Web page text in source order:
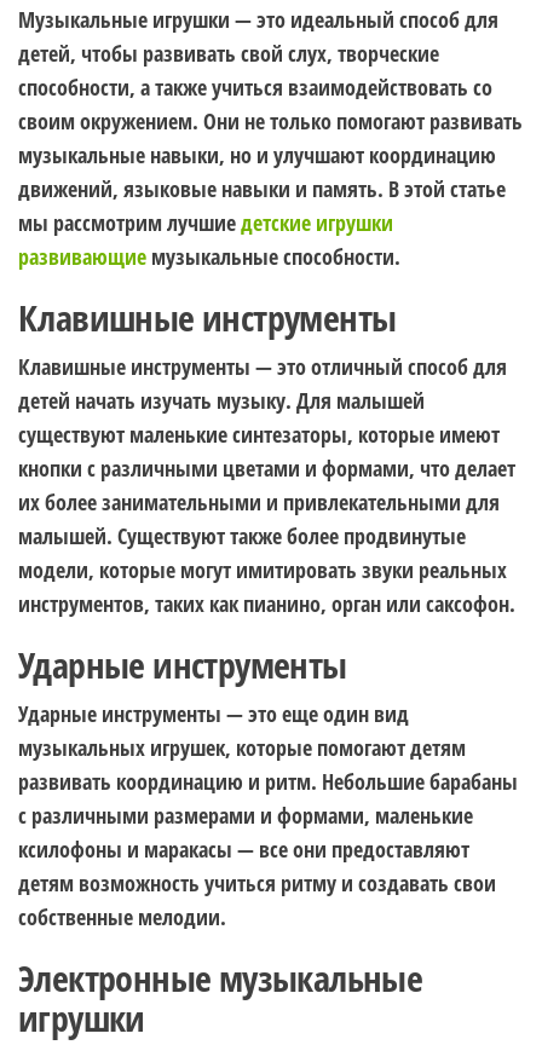
Музыкальные игрушки — это идеальный способ для
детей, чтобы развивать свой слух, творческие
способности, а также учиться взаимодействовать со
своим окружением. Они не только помогают развивать
музыкальные навыки, но и улучшают координацию
движений, языковые навыки и память. В этой статье
мы рассмотрим лучшиедетские игрушки
развивающие музыкальные способности.
Клавишные инструменты
Клавишные инструменты — это отличный способ для
детей начать изучать музыку. Для малышей
существуют маленькие синтезаторы, которые имеют
кнопки с различными цветами и формами, что делает
их более занимательными и привлекательными для
малышей. Существуют также более продвинутые
модели, которые могут имитировать звуки реальных
инструментов, таких как пианино, орган или саксофон.
Ударные инструменты
Ударные инструменты — это еще один вид
музыкальных игрушек, которые помогают детям
развивать координацию и ритм. Небольшие барабаны
с различными размерами и формами, маленькие
ксилофоны и маракасы — все они предоставляют
детям возможность учиться ритму и создавать свои
собственные мелодии.
Электронные музыкальные
игрушки